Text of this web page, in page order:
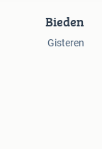
Bieden
Gisteren